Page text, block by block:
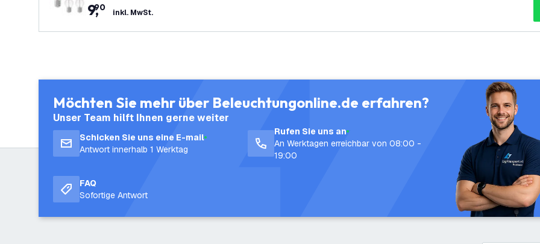
9,
90 inkl. MwSt.
Möchten Sie mehr über Beleuchtungonline.de erfahren?
Unser Team hilft Ihnen gerne weiter
Schicken Sie uns eine E-mail
Antwort innerhalb 1 Werktag
Rufen Sie uns an
An Werktagen erreichbar von 08:00 -
19:00
FAQ
Sofortige Antwort